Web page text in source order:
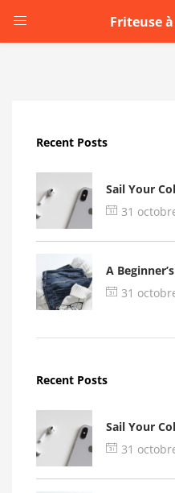
Friteuse
LOGIN
Remember me
Recent Posts
Sail Your
31
A
31
Recent Posts
Sail Your
31